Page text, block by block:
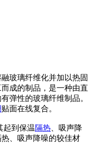
玻璃纤维化并加以热固
成的制品，是一种由直
弹性的玻璃纤维制品。
贴面在线复合。
起到保温隔热 、吸声降
、吸声降噪的较佳材